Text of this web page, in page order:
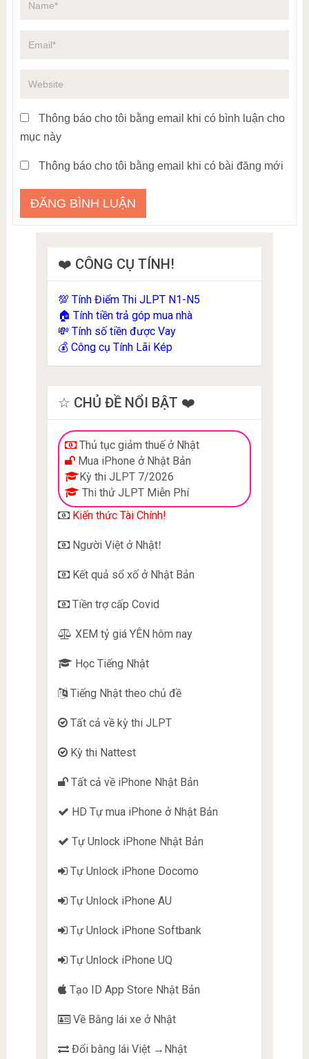
Thông báo cho tôi bằng email khi có bình luận cho
mục này
Thông báo cho tôi bằng email khi có bài đăng mới
❤️ CÔNG CỤ TÍNH!
💯 Tính Điểm Thi JLPT N1-N5
🏠 Tính tiền trả góp mua nhà
💸 Tính số tiền được Vay
💰 Công cụ Tính Lãi Kép
☆ CHỦ ĐỀ NỔI BẬT ❤️
Thủ tục giảm thuế ở Nhật
Mua iPhone ở Nhật Bản
Kỳ thi JLPT 7/2026
Thi thử JLPT Miễn Phí
Kiến thức Tài Chính!
Người Việt ở Nhật!
Kết quả sổ xố ở Nhật Bản
Tiền trợ cấp Covid
XEM tỷ giá YÊN hôm nay
Học Tiếng Nhật
Tiếng Nhật theo chủ đề
Tất cả về kỳ thi JLPT
Kỳ thi Nattest
Tất cả về iPhone Nhật Bản
HD Tự mua iPhone ở Nhật Bản
Tự Unlock iPhone Nhật Bản
Tự Unlock iPhone Docomo
Tự Unlock iPhone AU
Tự Unlock iPhone Softbank
Tự Unlock iPhone UQ
Tạo ID App Store Nhật Bản
Về Bằng lái xe ở Nhật
Đổi bằng lái Việt →Nhật